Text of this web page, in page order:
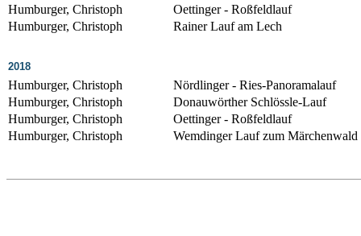
Humburger, Christoph
Oettinger - Roßfeldlauf
Humburger, Christoph
Rainer Lauf am Lech
2018
Humburger, Christoph
Nördlinger - Ries-Panoramalauf
Humburger, Christoph
Donauwörther Schlössle-Lauf
Humburger, Christoph
Oettinger - Roßfeldlauf
Humburger, Christoph
Wemdinger Lauf zum Märchenwald